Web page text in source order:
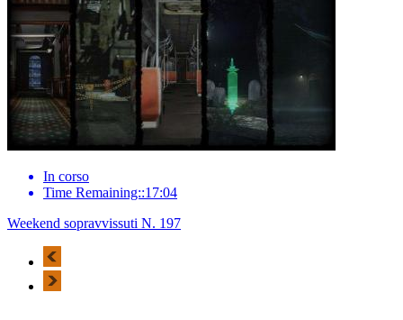
In corso
Time Remaining::17:04
Weekend sopravvissuti N. 197